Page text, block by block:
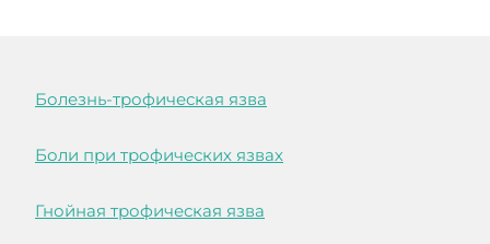
Болезнь-трофическая язва
Боли при трофических язвах
Гнойная трофическая язва